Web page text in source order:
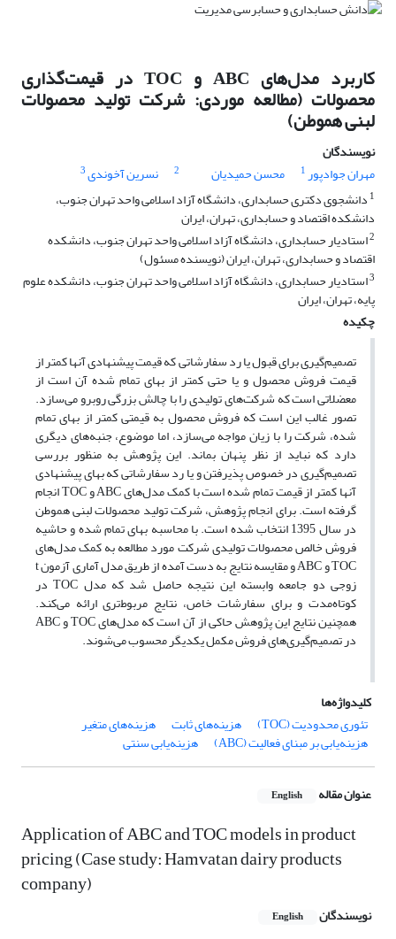
کاربرد مدل‌های ABC و TOC در قیمت‌گذاری
محصولات (مطالعه موردی: شرکت تولید محصولات
لبنی هموطن)
نویسندگان
مهران جوادپور1 محسن حمیدیان 2 نسرین آخوندی3
1 دانشجوی دکتری حسابداری، دانشگاه آزاد اسلامی واحد تهران جنوب،
دانشکده اقتصاد و حسابداری، تهران، ایران
2استادیار حسابداری، دانشگاه آزاد اسلامی واحد تهران جنوب، دانشکده
اقتصاد و حسابداری، تهران، ایران (نویسنده مسئول)
3استادیار حسابداری، دانشگاه آزاد اسلامی واحد تهران جنوب، دانشکده علوم
پایه، تهران، ایران
چکیده
تصمیم‌گیری برای قبول یا رد سفارشاتی که قیمت پیشنهادی آنها کمتر از
قیمت‌ فروش محصول و یا حتی کمتر از بهای تمام شده آن است از
معضلاتی است که شرکت‌های تولیدی را با چالش بزرگی روبرو می‌سازد.
تصور غالب این است که فروش محصول به قیمتی کمتر از بهای تمام
شده، شرکت را با زیان مواجه می‌سازد، اما موضوع، جنبه‌های دیگری
دارد که نباید از نظر پنهان بماند. این پژوهش به منظور بررسی
تصمیم‌گیری در خصوص پذیرفتن و یا رد سفارشاتی که بهای پیشنهادی
آنها کمتر از قیمت تمام شده است با کمک مدل‌های ABC و TOC انجام
گرفته است. برای انجام پژوهش، شرکت تولید محصولات لبنی هموطن
در سال 1395 انتخاب شده است. با محاسبه بهای تمام شده و حاشیه
فروش خالص محصولات تولیدی شرکت مورد مطالعه به کمک مدل‌های
TOC و ABC و مقایسه نتایج به دست آمده از طریق مدل آماری آزمون t
زوجی دو جامعه وابسته این نتیجه حاصل شد که مدل TOC در
کوتاه‌مدت و برای سفارشات خاص، نتایج مربوط‌تری ارائه می‌کند.
همچنین نتایج این پژوهش حاکی از آن است که مدل‌های TOC و ABC
در تصمیم‌گیری‌های فروش مکمل یکدیگر محسوب می‌شوند.
کلیدواژه‌ها
تئوری محدودیت (TOC)
هزینه‌های ثابت هزینه‌های متغیر
هزینه‌یابی بر مبنای فعالیت (ABC) هزینه‌یابی سنتی
عنوان مقاله English
Application of ABC and TOC models in product
pricing (Case study: Hamvatan dairy products
company)
نویسندگان English